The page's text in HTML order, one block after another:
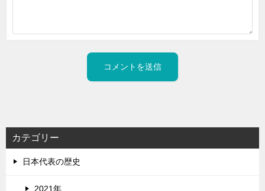
カテゴリー
日本代表の歴史
2021年